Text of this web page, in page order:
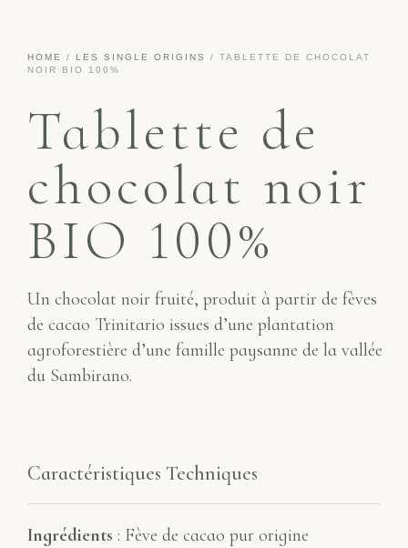
HOME / LES SINGLE ORIGINS
/ TABLETTE DE CHOCOLAT
NOIR BIO 100%
Tablette de
chocolat noir
BIO 100%
Un chocolat noir fruité, produit à partir de fèves
de cacao Trinitario issues d’une plantation
agroforestière d’une famille paysanne de la vallée
du Sambirano.
Caractéristiques Techniques
Ingrédients : Fève de cacao pur origine